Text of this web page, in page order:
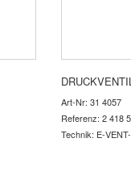
Art-Nr: 31 4057
Referenz: 2 418
Technik: E-